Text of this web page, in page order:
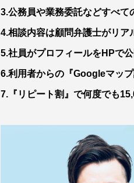
3.公務員や業務委託などすべて
4.相談内容は顧問弁護士がリア
5.社員がプロフィールをHPで
6.利用者からの『Googleマップ
7.『リピート割』で何度でも